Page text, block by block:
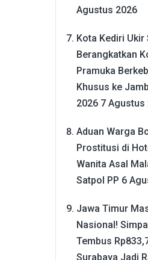
Agustus 2026
Kota Kediri Ukir
Berangkatkan
Pramuka
Khusus ke
2026 7 Agustus
Aduan Warga
Prostitusi di
Wanita Asal
Satpol PP 6
Jawa Timur
Nasional!
Tembus
Surabaya Jadi